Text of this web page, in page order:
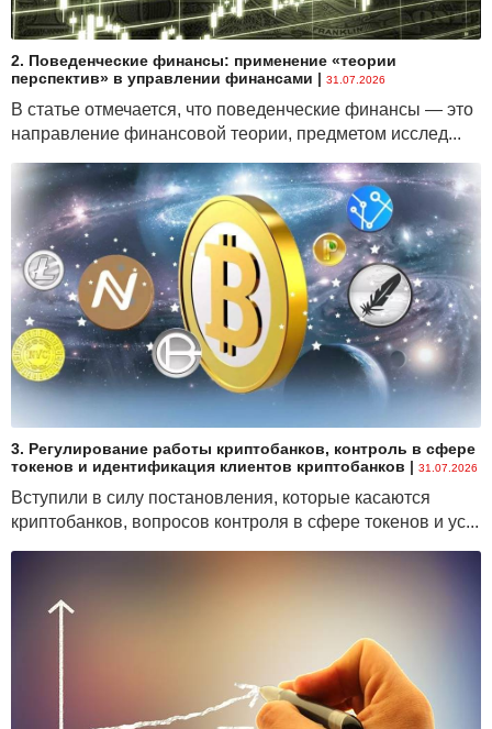
2. Поведенческие финансы: применение «теории
перспектив» в управлении финансами | 31.07.2026
В статье отмечается, что поведенческие финансы — это
направление финансовой теории, предметом исслед...
3. Регулирование работы криптобанков, контроль в сфере
токенов и идентификация клиентов криптобанков | 31.07.2026
Вступили в силу постановления, которые касаются
криптобанков, вопросов контроля в сфере токенов и ус...